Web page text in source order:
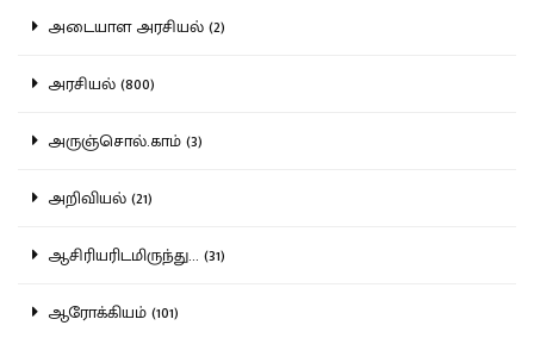
அடையாள அரசியல் (2)
அரசியல் (800)
அருஞ்சொல்.காம் (3)
அறிவியல் (21)
ஆசிரியரிடமிருந்து... (31)
ஆரோக்கியம் (101)